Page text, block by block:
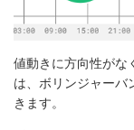
値動きに方向性がな
は、ボリンジャーバ
きます。